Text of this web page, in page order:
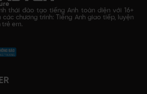
thái đào tạo tiếng Anh toàn diện với 16+
chương trình: Tiếng Anh giao tiếp, luyện
trẻ em.